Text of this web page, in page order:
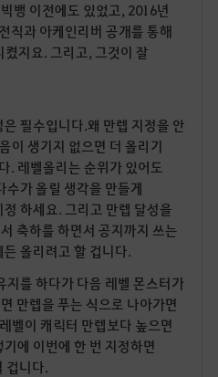
뱅 이전에도 있었고, 2016년
직과 아케인리버 공개를 통해
지요. 그리고, 그것이 잘
필수입니다.왜 만렙 지정을 안
이 생기지 없으면 더 올리기
. 레벨올리는 순위가 있어도
수가 올릴 생각을 만들게
하세요. 그리고 만렙 달성을
축하를 하면서 공지까지 쓰는
올리려고 할 겁니다.
지를 하다가 다음 레벨 몬스터가
만렙을 푸는 식으로 나아가면
벨이 캐릭터 만렙보다 높으면
에 이번에 한 번 지정하면
겁니다.